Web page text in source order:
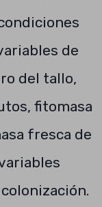
de
del tallo,
fitomasa
fresca de